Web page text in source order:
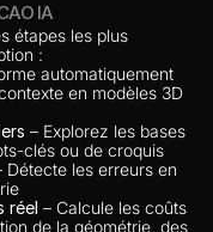
IA
étapes les plus
:
automatiquement
en modèles 3D
– Explorez les bases
clés ou de croquis
Détecte les erreurs en
réel – Calcule les coûts
de la géométrie, des